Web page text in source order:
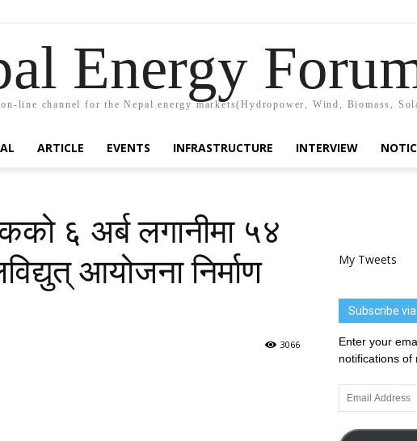
Energy
line channel for the Nepal energy markets(Hydropower, Wind, Biomass,
ARTICLE EVENTS INFRASTRUCTURE INTERVIEW
६ अर्ब लगानीमा ५४
आयोजना निर्माण
3066
My Tweets
Subscribe via
Enter your
notifications of
Email
Address